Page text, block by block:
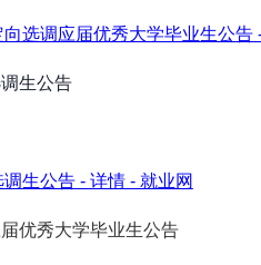
选调应届优秀大学毕业生公告
生公告
生公告 - 详情 - 就业网
优秀大学毕业生公告